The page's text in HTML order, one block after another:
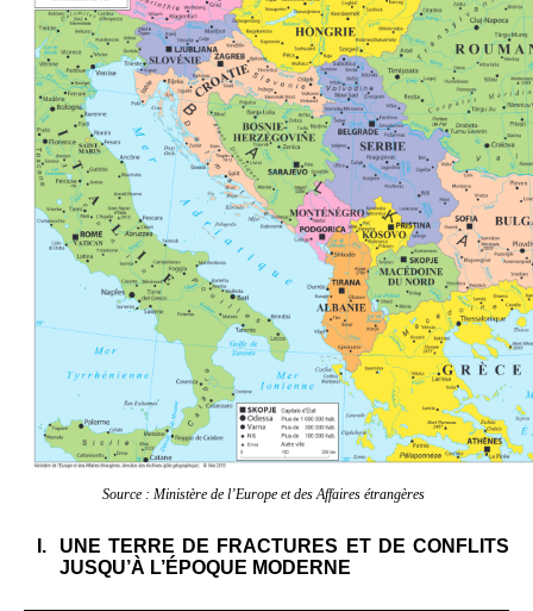
Source : Ministère de l’Europe et des Affaires étrangères
I.
UNE TERRE DE FRACTURES ET DE CONFLITS
JUSQU’À L’ÉPOQUE MODERNE